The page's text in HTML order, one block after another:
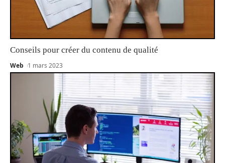
Conseils pour créer du contenu de qualité
Web 1 mars 2023